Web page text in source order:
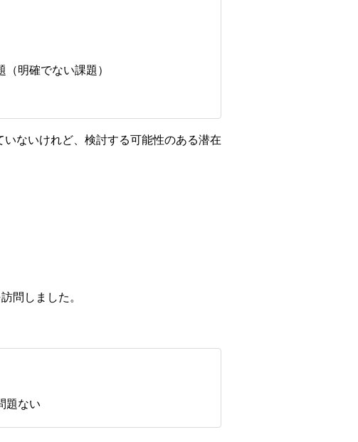
明確でない課題）
ないけれど、検討する可能性のある潜在
問しました。
題ない